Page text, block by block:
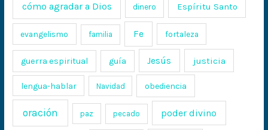
cómo agradar a Dios dinero Espíritu Santo
evangelismo familia Fe fortaleza
guerra espiritual guía Jesús justicia
lengua-hablar Navidad obediencia
oración paz pecado poder divino